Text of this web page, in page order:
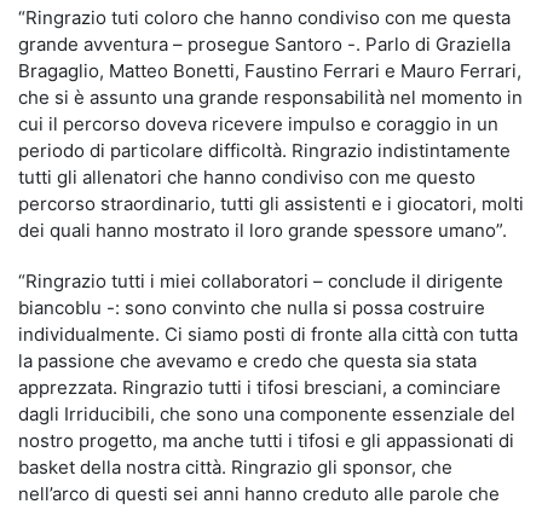
“Ringrazio tuti coloro che hanno condiviso con me questa
grande avventura – prosegue Santoro -. Parlo di Graziella
Bragaglio, Matteo Bonetti, Faustino Ferrari e Mauro Ferrari,
che si è assunto una grande responsabilità nel momento in
cui il percorso doveva ricevere impulso e coraggio in un
periodo di particolare difficoltà. Ringrazio indistintamente
tutti gli allenatori che hanno condiviso con me questo
percorso straordinario, tutti gli assistenti e i giocatori, molti
dei quali hanno mostrato il loro grande spessore umano”.
“Ringrazio tutti i miei collaboratori – conclude il dirigente
biancoblu -: sono convinto che nulla si possa costruire
individualmente. Ci siamo posti di fronte alla città con tutta
la passione che avevamo e credo che questa sia stata
apprezzata. Ringrazio tutti i tifosi bresciani, a cominciare
dagli Irriducibili, che sono una componente essenziale del
nostro progetto, ma anche tutti i tifosi e gli appassionati di
basket della nostra città. Ringrazio gli sponsor, che
nell’arco di questi sei anni hanno creduto alle parole che